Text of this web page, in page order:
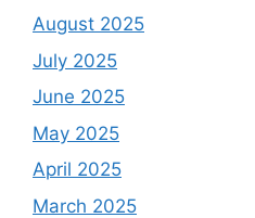
August 2025
July 2025
June 2025
May 2025
April 2025
March 2025